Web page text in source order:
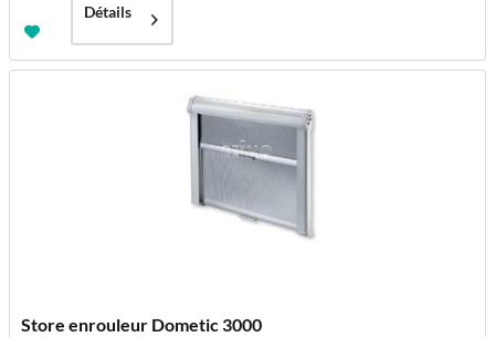
Détails
Store enrouleur Dometic 3000